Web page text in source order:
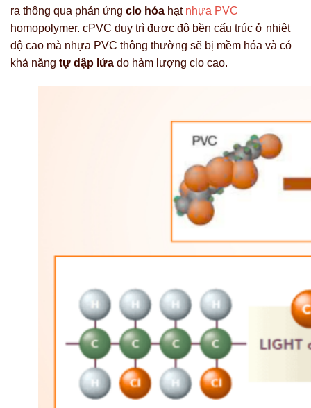
ra thông qua phản ứng clo hóa hạt nhựa PVC
homopolymer. cPVC duy trì được độ bền cấu trúc ở nhiệt
độ cao mà nhựa PVC thông thường sẽ bị mềm hóa và có
khả năng tự dập lửa do hàm lượng clo cao.